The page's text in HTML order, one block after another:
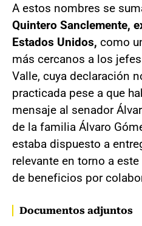
A estos nombres se
Quintero Sanclemente,
Estados Unidos, como
más cercanos a los
Valle, cuya declaración
practicada pese a que
mensaje al senador
de la familia Álvaro
estaba dispuesto a
relevante en torno a
de beneficios por
Documentos adjuntos